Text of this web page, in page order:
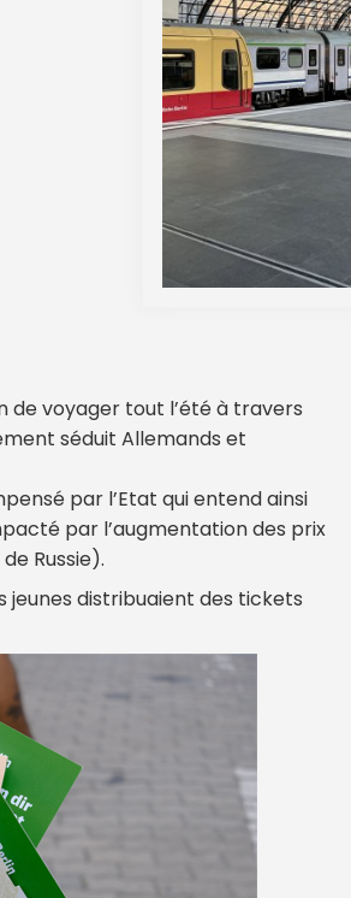
de voyager tout l’été à travers
séduit Allemands et
par l’Etat qui entend ainsi
par l’augmentation des prix
Russie).
jeunes distribuaient des tickets